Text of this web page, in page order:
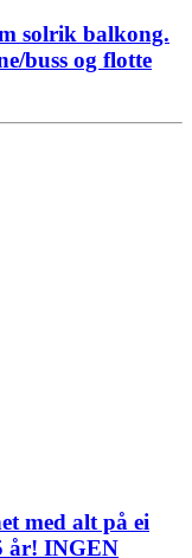
solrik balkong.
buss og flotte
med alt på ei
år! INGEN